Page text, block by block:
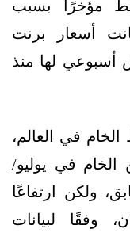
مؤخرًا بسبب
أسعار برنت
أسبوعي لها منذ
في العالم،
من الخام في يوليو/
السابق، ولكن ارتفاعًا
وفقًا لبيانات